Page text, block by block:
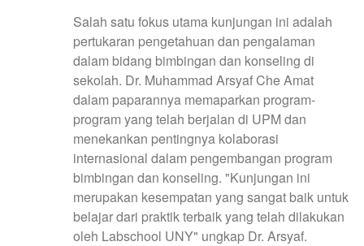
Salah satu fokus utama kunjungan ini adalah
pertukaran pengetahuan dan pengalaman
dalam bidang bimbingan dan konseling di
sekolah. Dr. Muhammad Arsyaf Che Amat
dalam paparannya memaparkan program-
program yang telah berjalan di UPM dan
menekankan pentingnya kolaborasi
internasional dalam pengembangan program
bimbingan dan konseling. "Kunjungan ini
merupakan kesempatan yang sangat baik untuk
belajar dari praktik terbaik yang telah dilakukan
oleh Labschool UNY" ungkap Dr. Arsyaf.